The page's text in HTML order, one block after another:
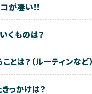
が凄い!!
くものは？
とは？（ルーティンなど）
っかけは？